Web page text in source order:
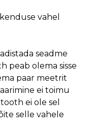
vahel
seadme
peab olema sisse
paar meetrit
ei toimu
ei ole sel
selle vahele